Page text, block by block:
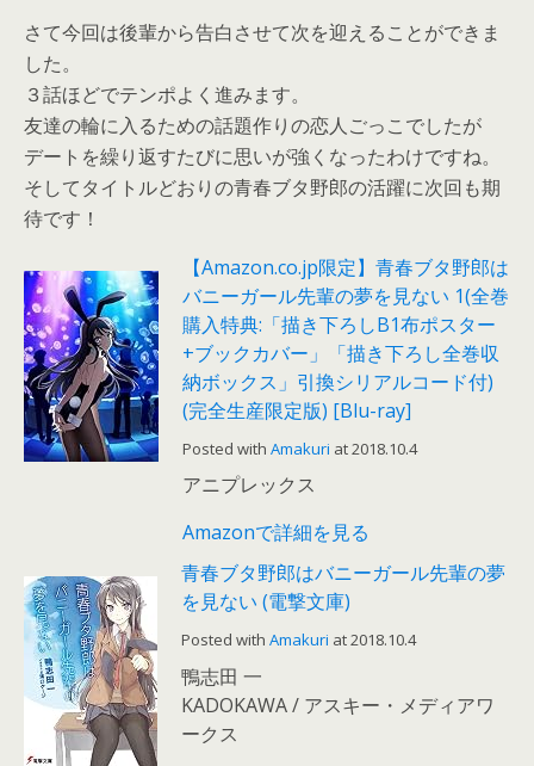
さて今回は後輩から告白させて次を迎えることができま
した。
３話ほどでテンポよく進みます。
友達の輪に入るための話題作りの恋人ごっこでしたが
デートを繰り返すたびに思いが強くなったわけですね。
そしてタイトルどおりの青春ブタ野郎の活躍に次回も期
待です！
【Amazon.co.jp限定】青春ブタ野郎は
バニーガール先輩の夢を見ない 1(全巻
購入特典:「描き下ろしB1布ポスター
+ブックカバー」「描き下ろし全巻収
納ボックス」引換シリアルコード付)
(完全生産限定版) [Blu-ray]
Posted with Amakuri at 2018.10.4
アニプレックス
Amazonで詳細を見る
青春ブタ野郎はバニーガール先輩の夢
を見ない (電撃文庫)
Posted with Amakuri at 2018.10.4
鴨志田 一
KADOKAWA / アスキー・メディアワ
ークス